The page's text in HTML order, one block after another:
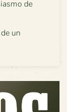
de
un